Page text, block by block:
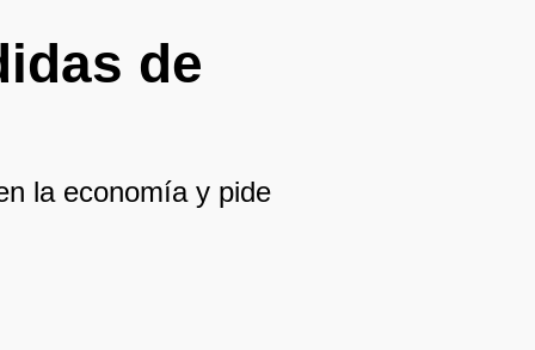
de
la economía y pide